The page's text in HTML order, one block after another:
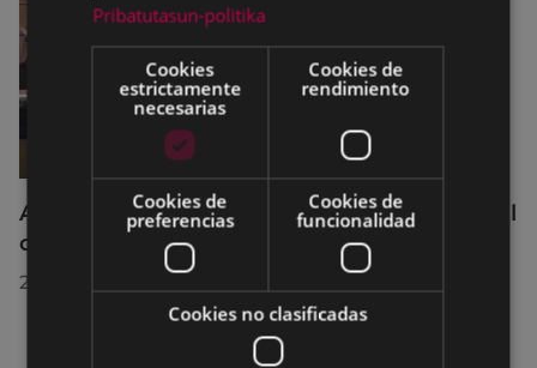
Acuerdos adoptados por el Pleno Municipal
celebrado el 27 de julio de 2026
28/07/2026
Pribatutasun-politika
Cookies
estrictamente
necesarias
Cookies de
rendimiento
Cookies de
preferencias
Cookies de
funcionalidad
Cookies no clasificadas